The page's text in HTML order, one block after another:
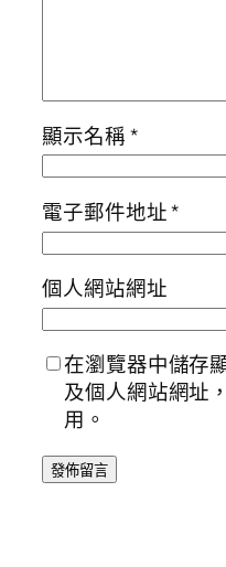
顯示名稱*
電子郵件地址*
個人網站網址
在瀏覽器中儲存
及個人網站網址
用。